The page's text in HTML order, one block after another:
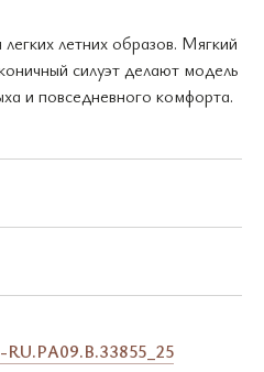
летних образов. Мягкий
силуэт делают модель
и повседневного комфорта.